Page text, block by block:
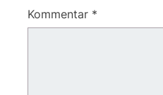
Kommentar *